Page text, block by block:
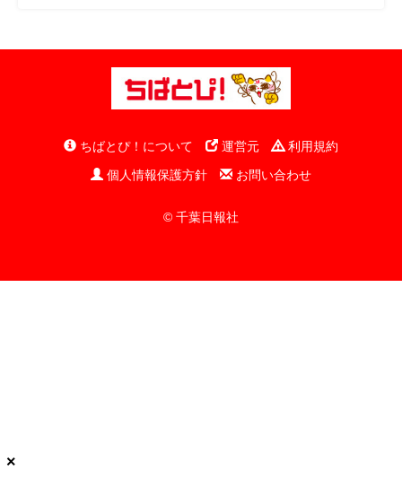
ちばとぴ！について 運営元
利用規約
個人情報保護方針
お問い合わせ
© 千葉日報社
×